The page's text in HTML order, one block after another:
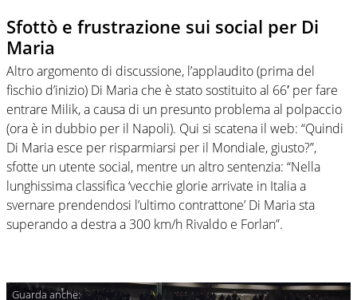
Sfottò e frustrazione sui social per Di
Maria
Altro argomento di discussione, l’applaudito (prima del
fischio d’inizio) Di Maria che è stato sostituito al 66′ per fare
entrare Milik, a causa di un presunto problema al polpaccio
(ora è in dubbio per il Napoli). Qui si scatena il web: “Quindi
Di Maria esce per risparmiarsi per il Mondiale, giusto?”,
sfotte un utente social, mentre un altro sentenzia: “Nella
lunghissima classifica ‘vecchie glorie arrivate in Italia a
svernare prendendosi l’ultimo contrattone’ Di Maria sta
superando a destra a 300 km/h Rivaldo e Forlan”.